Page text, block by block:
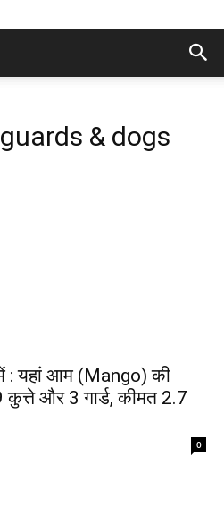
& dogs
: यहां आम (Mango) की
कुत्ते और 3 गार्ड, कीमत 2.7
0